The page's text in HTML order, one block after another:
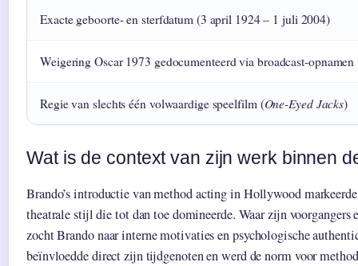
Exacte geboorte- en sterfdatum (3 april 1924 – 1 juli 2004)
Weigering Oscar 1973 gedocumenteerd via broadcast-opnamen
Regie van slechts één volwaardige speelfilm (One-Eyed Jacks)
Wat is de context van zijn werk binnen
Brando’s introductie van method acting in Hollywood
theatrale stijl die tot dan toe domineerde. Waar zijn voorgangers
zocht Brando naar interne motivaties en psychologische
beïnvloedde direct zijn tijdgenoten en werd de norm voor